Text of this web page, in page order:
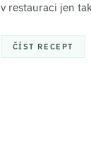
v restauraci jen
ČÍST RECEPT